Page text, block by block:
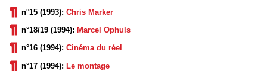
n°15 (1993): Chris Marker
n°18/19 (1994): Marcel Ophuls
n°16 (1994): Cinéma du réel
n°17 (1994): Le montage